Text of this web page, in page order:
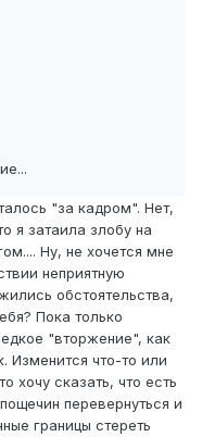
"за кадром". Нет,
я затаила злобу на
Ну, не хочется мне
неприятную
обстоятельства,
Пока только
"вторжение", как
Изменится что-то или
хочу сказать, что есть
перевернуться и
границы стереть